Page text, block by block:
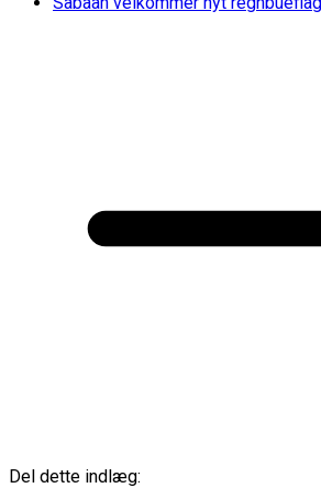
Del dette indlæg: